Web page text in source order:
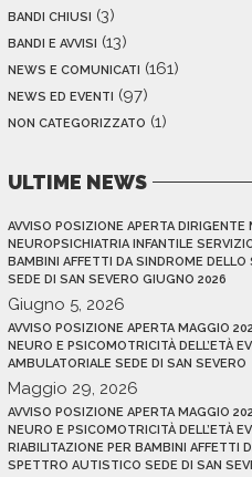
BANDI CHIUSI (3)
BANDI E AVVISI (13)
NEWS E COMUNICATI (161)
NEWS ED EVENTI (97)
NON CATEGORIZZATO (1)
ULTIME NEWS
AVVISO POSIZIONE APERTA DIRIGENTE
NEUROPSICHIATRIA INFANTILE
BAMBINI AFFETTI DA SINDROME
SEDE DI SAN SEVERO GIUGNO 2026
Giugno 5, 2026
AVVISO POSIZIONE APERTA MAGGIO
NEURO E PSICOMOTRICITÀ DELL’ETÀ
AMBULATORIALE SEDE DI SAN SEVERO
Maggio 29, 2026
AVVISO POSIZIONE APERTA MAGGIO
NEURO E PSICOMOTRICITÀ DELL’ETÀ
RIABILITAZIONE PER BAMBINI AFFETTI
SPETTRO AUTISTICO SEDE DI SAN